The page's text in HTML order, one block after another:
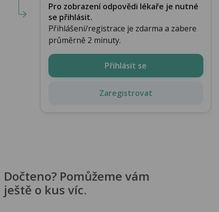
Pro zobrazení odpovědi lékaře je nutné
se přihlásit.
Přihlášení/registrace je zdarma a zabere
průměrně 2 minuty.
Přihlásit se
Zaregistrovat
Dočteno? Pomůžeme vám
ještě o kus víc.